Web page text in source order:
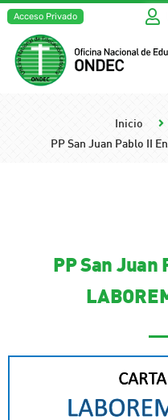
Acceso Privado
Inicio
PP San Juan Pablo II
PP San